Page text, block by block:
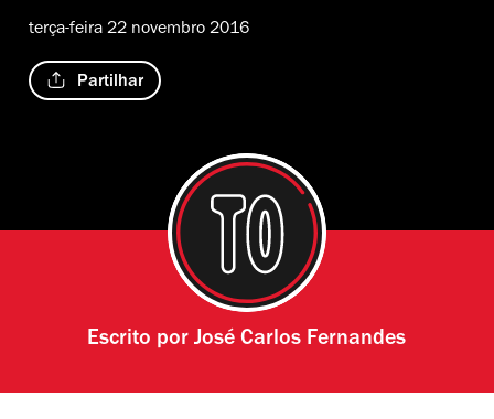
terça-feira 22 novembro 2016
Partilhar
Escrito porJosé Carlos Fernandes